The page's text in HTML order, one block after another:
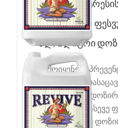
მცენარის
გამოიყენეთ
მლ/1ლიტრი
გამოიყენება
სტრესისგან
მლ/1ლიტრი
გამოიყენება
3მლ/1ლიტრი